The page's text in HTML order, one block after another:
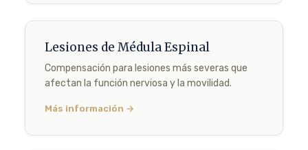
Lesiones de Médula Espinal
Compensación para lesiones más severas que
afectan la función nerviosa y la movilidad.
Más información →